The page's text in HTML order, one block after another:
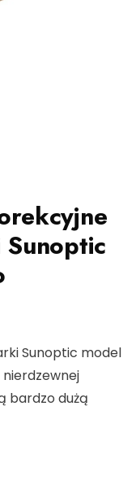
Sunoptic model
nierdzewnej
bardzo dużą